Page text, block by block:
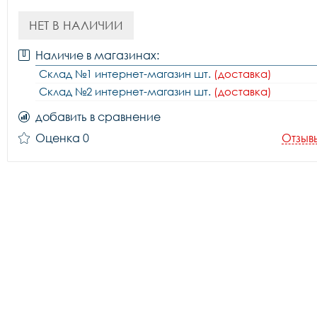
НЕТ В НАЛИЧИИ
Наличие в магазинах:
Склад №1 интернет-магазин шт. (доставка)
Склад №2 интернет-магазин шт. (доставка)
добавить в сравнение
Оценка 0